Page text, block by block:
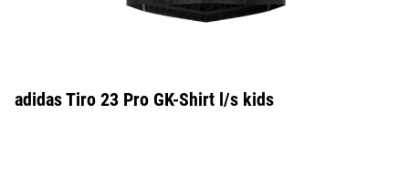
adidas Tiro 23 Pro GK-Shirt l/s kids